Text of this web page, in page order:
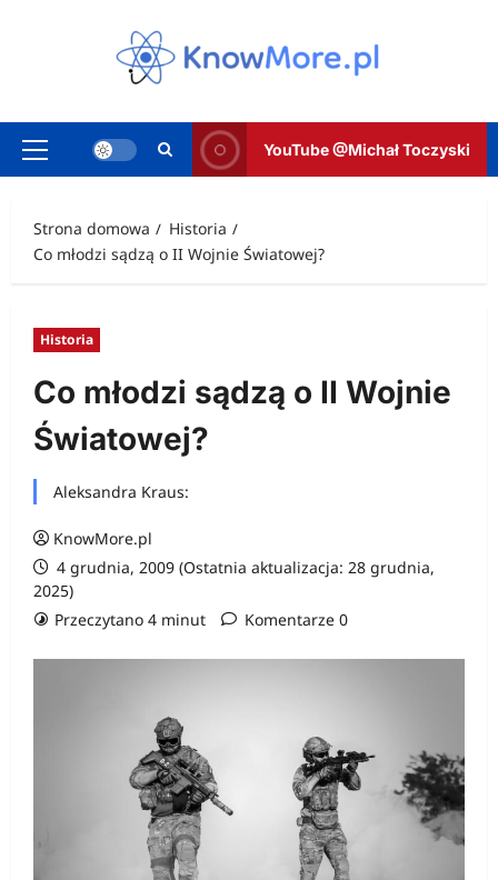
Menu
YouTube @Michał Toczyski
Strona domowa
Historia
Co młodzi sądzą o II Wojnie Światowej?
Historia
Co młodzi sądzą o II Wojnie
Światowej?
Aleksandra Kraus:
KnowMore.pl
4 grudnia, 2009 (Ostatnia aktualizacja: 28 grudnia,
2025)
Przeczytano 4 minut
Komentarze 0